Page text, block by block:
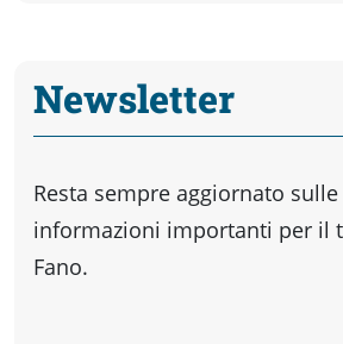
Newsletter
Resta sempre aggiornato
informazioni importanti per il
Fano.